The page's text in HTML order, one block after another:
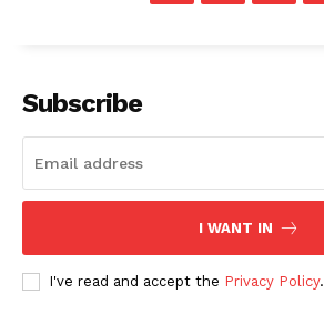
Subscribe
I WANT IN
I've read and accept the Privacy Policy.